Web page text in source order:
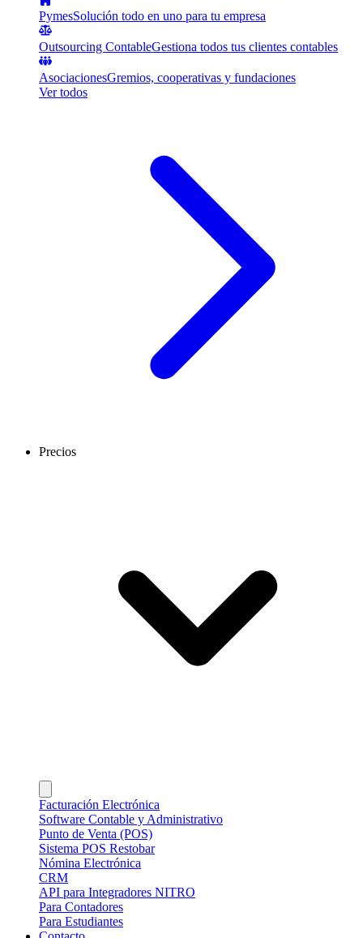
PymesSolución todo en uno para tu empresa
Outsourcing ContableGestiona todos tus clientes contables
AsociacionesGremios, cooperativas y fundaciones
Ver todos
Precios
Facturación Electrónica
Software Contable y Administrativo
Punto de Venta (POS)
Sistema POS Restobar
Nómina Electrónica
CRM
API para Integradores NITRO
Para Contadores
Para Estudiantes